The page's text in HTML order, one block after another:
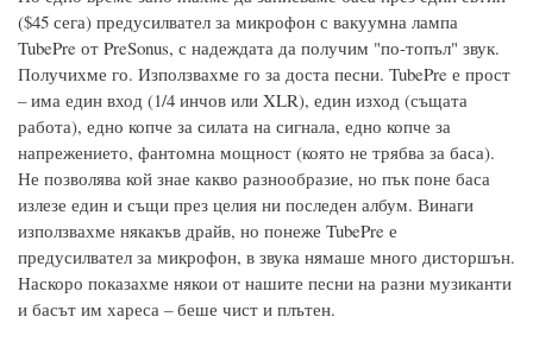
($45 сега) предусилвател за микрофон с вакуумна лампа
TubePre от PreSonus, с надеждата да получим "по-топъл" звук.
Получихме го. Използвахме го за доста песни. TubePre е прост
– има един вход (1/4 инчов или XLR), един изход (същата
работа), едно копче за силата на сигнала, едно копче за
напрежението, фантомна мощност (която не трябва за баса).
Не позволява кой знае какво разнообразие, но пък поне баса
излезе един и същи през целия ни последен албум. Винаги
използвахме някакъв драйв, но понеже TubePre е
предусилвател за микрофон, в звука нямаше много дисторшън.
Наскоро показахме някои от нашите песни на разни музиканти
и басът им хареса – беше чист и плътен.